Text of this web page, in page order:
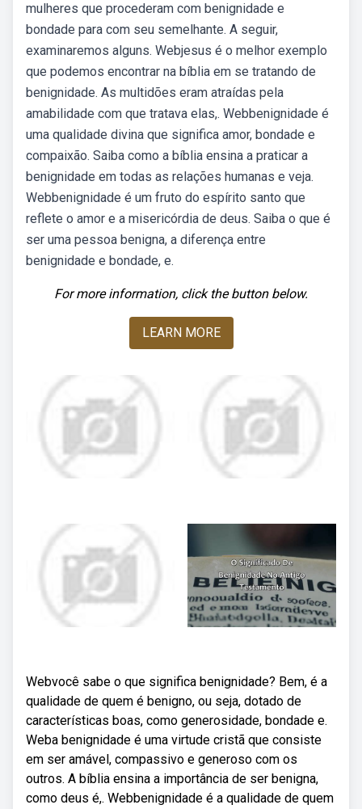
mulheres que procederam com benignidade e
bondade para com seu semelhante. A seguir,
examinaremos alguns. Webjesus é o melhor exemplo
que podemos encontrar na bíblia em se tratando de
benignidade. As multidões eram atraídas pela
amabilidade com que tratava elas,. Webbenignidade é
uma qualidade divina que significa amor, bondade e
compaixão. Saiba como a bíblia ensina a praticar a
benignidade em todas as relações humanas e veja.
Webbenignidade é um fruto do espírito santo que
reflete o amor e a misericórdia de deus. Saiba o que é
ser uma pessoa benigna, a diferença entre
benignidade e bondade, e.
For more information, click the button below.
LEARN MORE
Webvocê sabe o que significa benignidade? Bem, é a
qualidade de quem é benigno, ou seja, dotado de
características boas, como generosidade, bondade e.
Weba benignidade é uma virtude cristã que consiste
em ser amável, compassivo e generoso com os
outros. A bíblia ensina a importância de ser benigna,
como deus é,. Webbenignidade é a qualidade de quem